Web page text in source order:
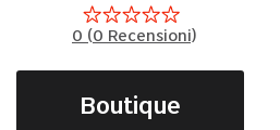
0 (0 Recensioni)
Boutique